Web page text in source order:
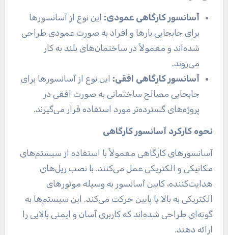
آسانسور کارگاهی عمودی: این نوع از آسانسورها
برای جابجایی بارها و افراد به صورت عمودی طراحی
شده‌اند و معمولاً در ساختمان‌های بلند به کار
می‌روند.
آسانسور کارگاهی افقی: این نوع از آسانسورها برای
جابجایی مصالح ساختمانی به صورت افقی در
پروژه‌های گسترده‌تر مورد استفاده قرار می‌گیرند.
نحوه کارکرد آسانسور کارگاهی
آسانسورهای کارگاهی معمولاً با استفاده از سیستم‌های
مکانیکی و الکتریکی عمل می‌کنند. با نصب ریل‌های
هدایت‌کننده، کابین آسانسور به وسیله موتورهای
الکتریکی به بالا یا پایین حرکت می‌کند. این سیستم‌ها به
گونه‌ای طراحی شده‌اند که کاربری آسان و ایمنی بالایی را
ارائه دهند.